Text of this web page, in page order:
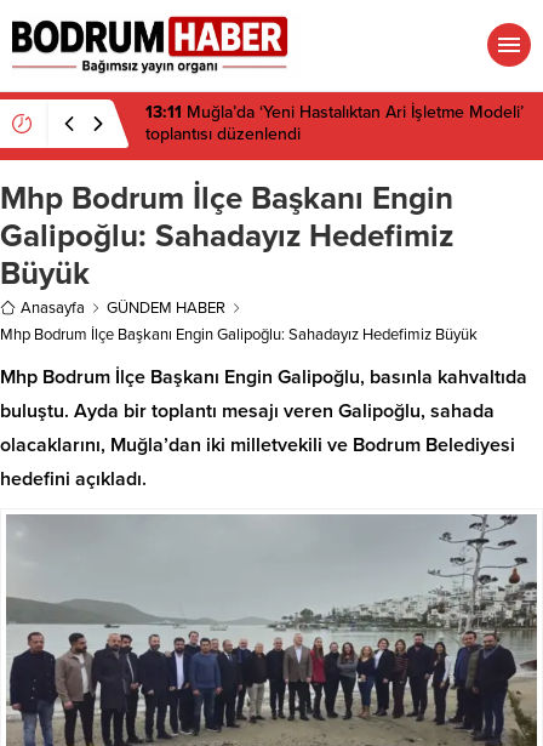
13:10 Çeşitli illerdeki enerji ve altyapı projeleri için
acele kamulaştırma kararı çıktı
Mhp Bodrum İlçe Başkanı Engin
Galipoğlu: Sahadayız Hedefimiz
Büyük
Anasayfa
GÜNDEM HABER
Mhp Bodrum İlçe Başkanı Engin Galipoğlu: Sahadayız Hedefimiz Büyük
Mhp Bodrum İlçe Başkanı Engin Galipoğlu, basınla kahvaltıda
buluştu. Ayda bir toplantı mesajı veren Galipoğlu, sahada
olacaklarını, Muğla’dan iki milletvekili ve Bodrum Belediyesi
hedefini açıkladı.